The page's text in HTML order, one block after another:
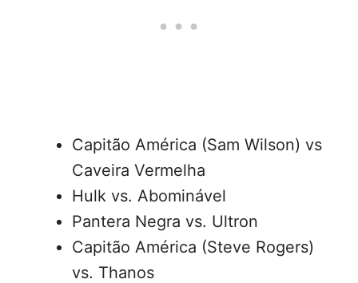
Capitão América (Sam Wilson) vs
Caveira Vermelha
Hulk vs. Abominável
Pantera Negra vs. Ultron
Capitão América (Steve Rogers)
vs. Thanos